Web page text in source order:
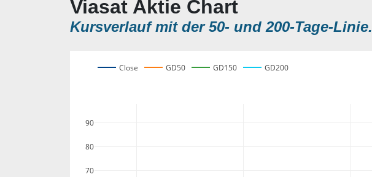
Viasat Aktie Chart
Kursverlauf mit der 50- und 200-Tage-Linie.
70
80
90
Close GD50 GD150 GD200